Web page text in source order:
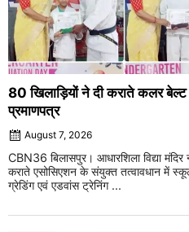
80 खिलाड़ियों ने दी कराते कलर बेल्ट
प्रमाणपत्र
August 7, 2026
CBN36 बिलासपुर। आधारशिला विद्या
कराते एसोसिएशन के संयुक्त तत्वावधान में
ग्रेडिंग एवं एडवांस ट्रेनिंग ...